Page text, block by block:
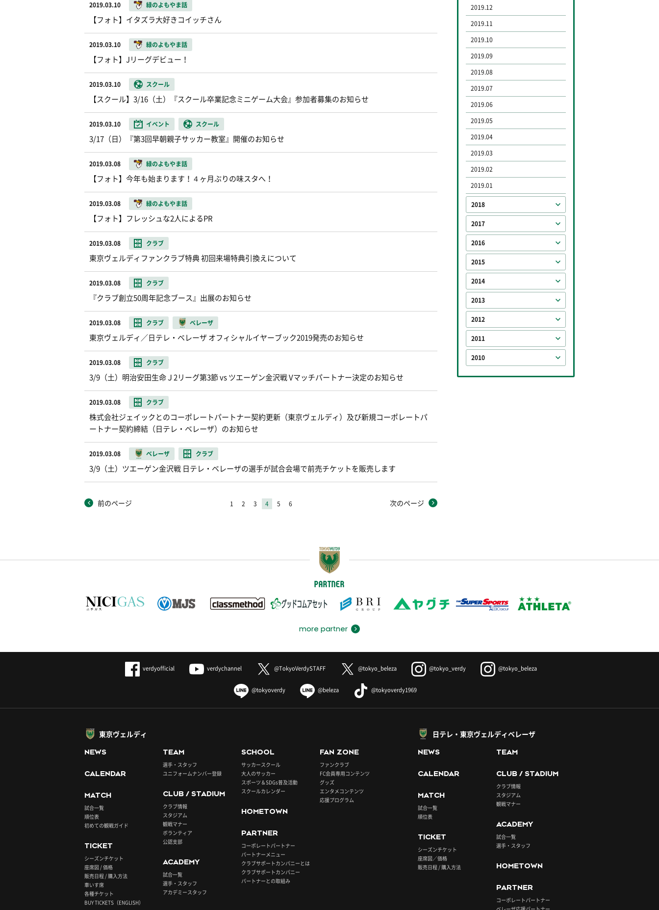
2019.03.10 緑のよもやま話
【フォト】イタズラ大好きコイッチさん
2019.03.10 緑のよもやま話
【フォト】Jリーグデビュー！
2019.03.10 スクール
【スクール】3/16（土）『スクール卒業記念ミニゲーム大会』参加者募集のお知らせ
2019.03.10 イベント スクール
3/17（日）『第3回早朝親子サッカー教室』開催のお知らせ
2019.03.08 緑のよもやま話
【フォト】今年も始まります！４ヶ月ぶりの味スタへ！
2019.03.08 緑のよもやま話
【フォト】フレッシュな2人によるPR
2019.03.08 クラブ
東京ヴェルディファンクラブ特典 初回来場特典引換えについて
2019.03.08 クラブ
『クラブ創立50周年記念ブース』出展のお知らせ
2019.03.08 クラブ ベレーザ
東京ヴェルディ／日テレ・ベレーザ オフィシャルイヤーブック2019発売のお知らせ
2019.03.08 クラブ
3/9（土）明治安田生命Ｊ2リーグ第3節 vs ツエーゲン金沢戦 Vマッチパートナー決定のお知らせ
2019.03.08 クラブ
株式会社ジェイックとのコーポレートパートナー契約更新（東京ヴェルディ）及び新規コーポレートパ
ートナー契約締結（日テレ・ベレーザ）のお知らせ
2019.03.08 ベレーザ クラブ
3/9（土）ツエーゲン金沢戦 日テレ・ベレーザの選手が試合会場で前売チケットを販売します
前のページ 1 2 3 4 5 6 次のページ
2019.12
2019.11
2019.10
2019.09
2019.08
2019.07
2019.06
2019.05
2019.04
2019.03
2019.02
2019.01
2018
2017
2016
2015
2014
2013
2012
2011
2010
PARTNER
more partner
verdyofficial verdychannel @TokyoVerdySTAFF @tokyo_beleza @tokyo_verdy @tokyo_beleza
@tokyoverdy @beleza @tokyoverdy1969
東京ヴェルディ
NEWS
CALENDAR
MATCH
試合一覧
順位表
初めての観戦ガイド
TICKET
シーズンチケット
座席図 / 価格
販売日程 / 購入方法
車いす席
各種チケット
BUY TICKETS（ENGLISH）
TEAM
選手・スタッフ
ユニフォームナンバー登録
CLUB / STADIUM
クラブ情報
スタジアム
観戦マナー
ボランティア
公認支部
ACADEMY
試合一覧
選手・スタッフ
アカデミースタッフ
SCHOOL
サッカースクール
大人のサッカー
スポーツ＆SDGs普及活動
スクールカレンダー
HOMETOWN
PARTNER
コーポレートパートナー
パートナーメニュー
クラブサポートカンパニーとは
クラブサポートカンパニー
パートナーとの取組み
FAN ZONE
ファンクラブ
FC会員専用コンテンツ
グッズ
エンタメコンテンツ
応援プログラム
日テレ・東京ヴェルディベレーザ
NEWS
CALENDAR
MATCH
試合一覧
順位表
TICKET
シーズンチケット
座席図／価格
販売日程 / 購入方法
TEAM
CLUB / STADIUM
クラブ情報
スタジアム
観戦マナー
ACADEMY
試合一覧
選手・スタッフ
HOMETOWN
PARTNER
コーポレートパートナー